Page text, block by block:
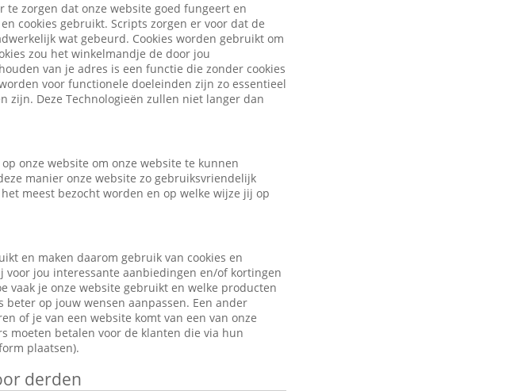
te zorgen dat onze website goed fungeert en
cookies gebruikt. Scripts zorgen er voor dat de
wat gebeurd. Cookies worden gebruikt om
zou het winkelmandje de door jou
van je adres is een functie die zonder cookies
voor functionele doeleinden zijn zo essentieel
zijn. Deze Technologieën zullen niet langer dan
onze website om onze website te kunnen
manier onze website zo gebruiksvriendelijk
meest bezocht worden en op welke wijze jij op
en maken daarom gebruik van cookies en
jou interessante aanbiedingen en/of kortingen
vaak je onze website gebruikt en welke producten
op jouw wensen aanpassen. Een ander
of je van een website komt van een van onze
moeten betalen voor de klanten die via hun
plaatsen).
derden